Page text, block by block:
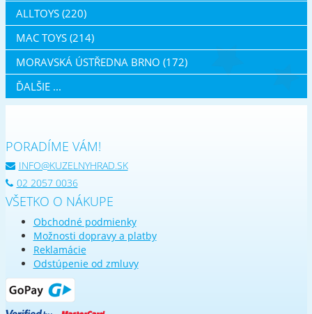
ALLTOYS (220)
MAC TOYS (214)
MORAVSKÁ ÚSTŘEDNA BRNO (172)
ĎALŠIE ...
PORADÍME VÁM!
INFO@KUZELNYHRAD.SK
02 2057 0036
VŠETKO O NÁKUPE
Obchodné podmienky
Možnosti dopravy a platby
Reklamácie
Odstúpenie od zmluvy